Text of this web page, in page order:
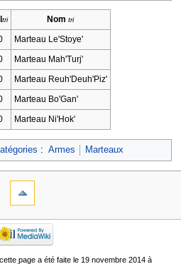
Nom
Marteau Le'Stoye'
Marteau Mah'Turj'
Marteau Reuh'Deuh'Piz'
Marteau Bo'Gan'
Marteau Ni'Hok'
: Armes Marteaux
page a été faite le 19 novembre 2014 à